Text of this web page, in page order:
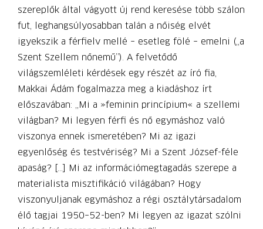
szereplők által vágyott új rend keresése több szálon
fut, leghangsúlyosabban talán a nőiség elvét
igyekszik a férfielv mellé – esetleg fölé – emelni („a
Szent Szellem nőnemű”). A felvetődő
világszemléleti kérdések egy részét az író fia,
Makkai Ádám fogalmazza meg a kiadáshoz írt
előszavában: „Mi a »feminin princípium« a szellemi
világban? Mi legyen férfi és nő egymáshoz való
viszonya ennek ismeretében? Mi az igazi
egyenlőség és testvériség? Mi a Szent József-féle
apaság? […] Mi az információmegtagadás szerepe a
materialista misztifikáció világában? Hogy
viszonyuljanak egymáshoz a régi osztálytársadalom
élő tagjai 1950–52-ben? Mi legyen az igazat szólni